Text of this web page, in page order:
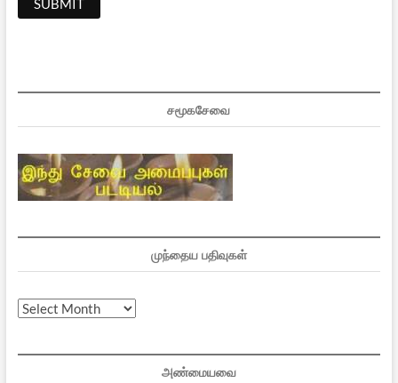
சமூகசேவை
முந்தைய பதிவுகள்
முந்தைய
அண்மையவை